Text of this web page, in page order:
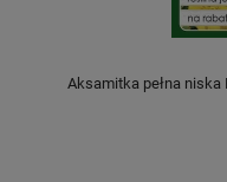
Aksamitka pełna niska